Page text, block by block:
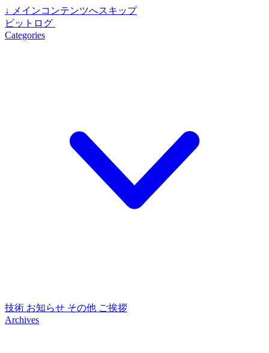
↓ メインコンテンツへスキップ
ビットログ
Categories
技術 お知らせ その他 ご挨拶
Archives